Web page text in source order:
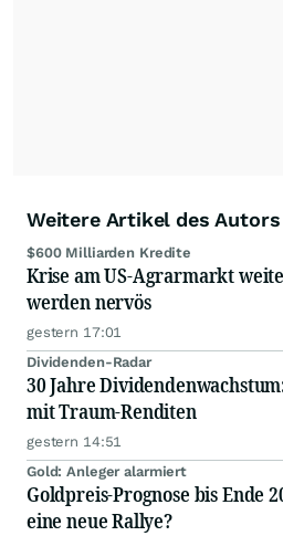
Weitere Artikel des Autors
$600 Milliarden Kredite
Krise am US-Agrarmarkt
werden nervös
gestern 17:01
Dividenden-Radar
30 Jahre
mit Traum-Renditen
gestern 14:51
Gold: Anleger alarmiert
Goldpreis-Prognose bis Ende
eine neue Rallye?